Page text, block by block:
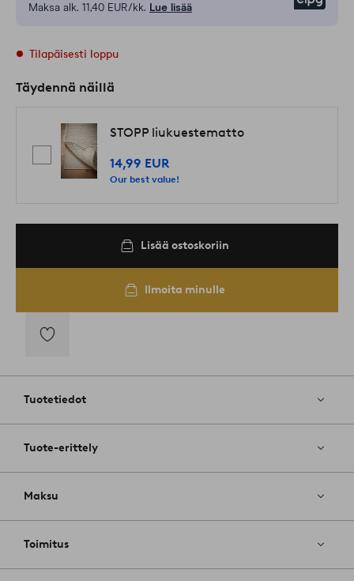
Maksa alk. 11,40 EUR/kk. Lue lisää
Tilapäisesti loppu
Täydennä näillä
STOPP liukuestematto
14,99 EUR
Our best value!
Lisää ostoskoriin
Ilmoita minulle
suosikkeihin
Tuotetiedot
Tuote-erittely
Maksu
Toimitus